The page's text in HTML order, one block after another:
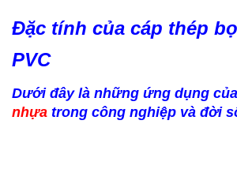
Đặc tính của cáp thép
PVC
Dưới đây là những ứng dụng của
nhựa trong công nghiệp và đời